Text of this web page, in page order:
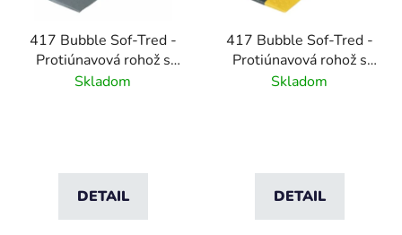
417 Bubble Sof-Tred -
Protiúnavová rohož s
vrstvou Dyna-Shield a
Skladom
DETAIL
417 Bubble Sof-Tred -
Protiúnavová rohož s
vrstvou Dyna-Shield a
Skladom
DETAIL